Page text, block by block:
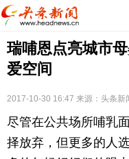
首
页
娱
乐
科
地
汽
瑞哺恩点亮城市
爱空间
2017-10-30 16:47 来源： 头条新
尽管在公共场所哺乳
择放弃，但更多的人